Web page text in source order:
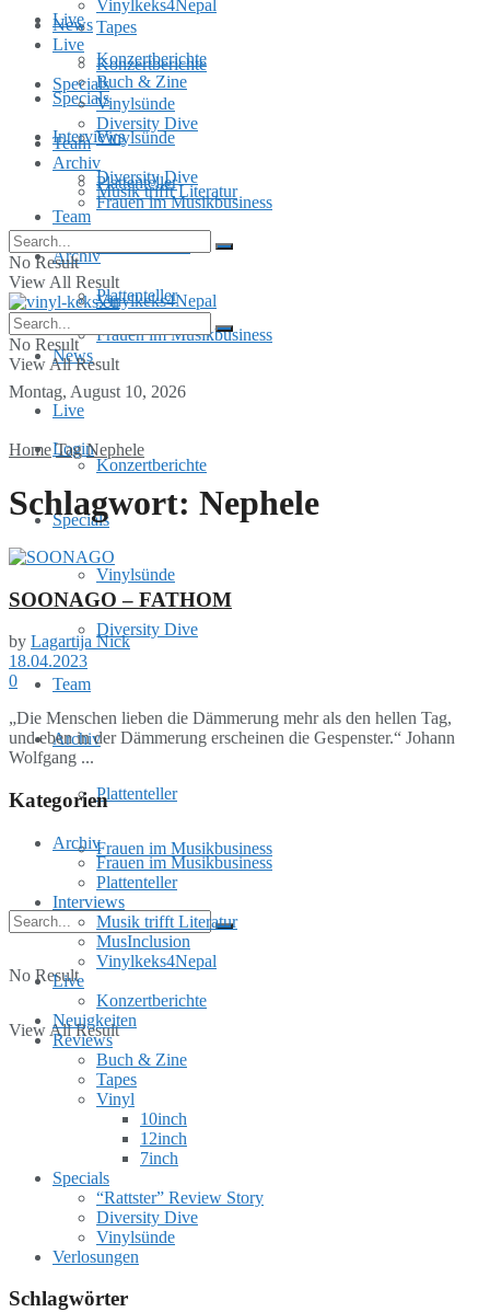
Live
Konzertberichte
Specials
Vinylsünde
Diversity Dive
Team
Archiv
Plattenteller
Frauen im Musikbusiness
Montag, August 10, 2026
Login
Tapes
Buch & Zine
Interviews
Musik trifft Literatur
Vinylkeks4Nepal
News
Live
Konzertberichte
Specials
Vinylsünde
Diversity Dive
Team
Archiv
Plattenteller
Frauen im Musikbusiness
No Result
View All Result
Vinylkeks4Nepal
News
Live
Konzertberichte
Specials
Vinylsünde
Diversity Dive
Team
Archiv
Plattenteller
Frauen im Musikbusiness
No Result
View All Result
No Result
View All Result
Home Tag Nephele
Schlagwort: Nephele
SOONAGO – FATHOM
by Lagartija Nick
18.04.2023
0
„Die Menschen lieben die Dämmerung mehr als den hellen Tag,
und eben in der Dämmerung erscheinen die Gespenster.“ Johann
Wolfgang ...
Kategorien
Archiv
Frauen im Musikbusiness
Plattenteller
Interviews
Musik trifft Literatur
MusInclusion
Vinylkeks4Nepal
Live
Konzertberichte
Neuigkeiten
Reviews
Buch & Zine
Tapes
Vinyl
10inch
12inch
7inch
Specials
“Rattster” Review Story
Diversity Dive
Vinylsünde
Verlosungen
Schlagwörter